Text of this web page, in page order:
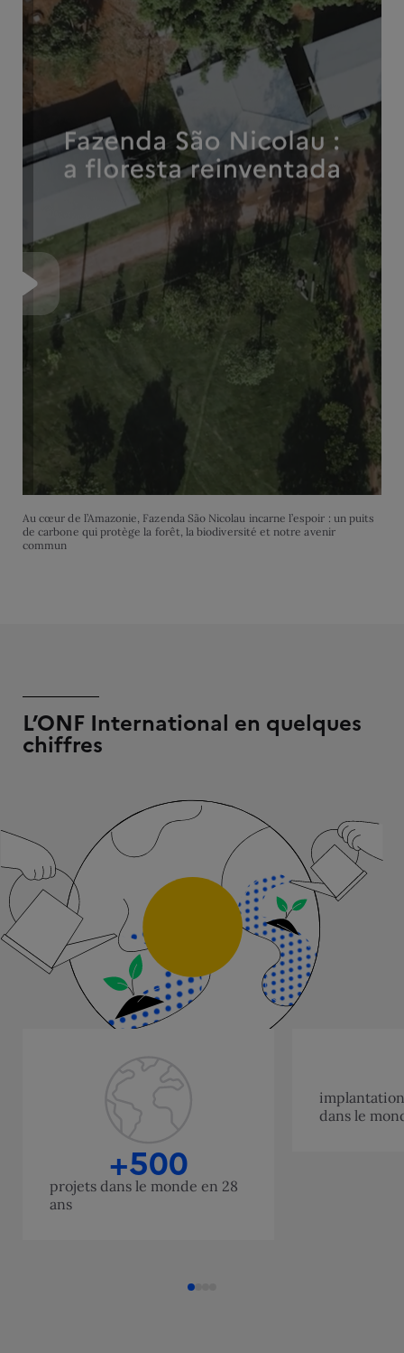
Au cœur de l’Amazonie, Fazenda São Nicolau incarne l’espoir : un puits
de carbone qui protège la forêt, la biodiversité et notre avenir
commun
L’ONF International en quelques
chiffres
+500
projets dans le monde en 28
ans
dans le